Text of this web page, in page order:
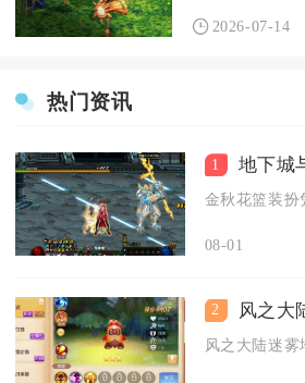
2026-07-14
热门资讯
1 地下城与勇士手
08-01
2 风之大陆